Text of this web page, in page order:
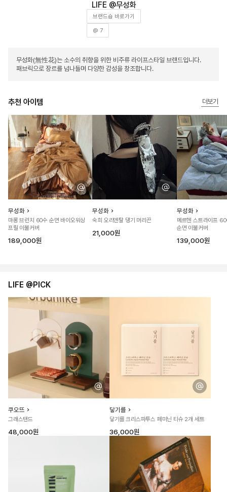
무성화
브랜드숍 바로가기
@ 7
무성화(無性花)는 소수의 취향을 위한 비주류 라이프스타일 브랜드입니다.
패브릭으로 장르를 넘나들며 다양한 감성을 창조합니다.
추천 아이템 더보기
무성화
마롱 브런치 60수 순면 바이오워싱
프릴 이불커버
189,000원
무성화
숙희 오리엔탈 댕기 머리끈
21,000원
무성화
메르헨 스트라이프
순면 이불커버
139,000원
LIFE @PICK
쿠오뜨
그래스탠드
48,000원
닿기를
닿기를 크리스파투스 페미닌 티슈 2개 세트
36,000원